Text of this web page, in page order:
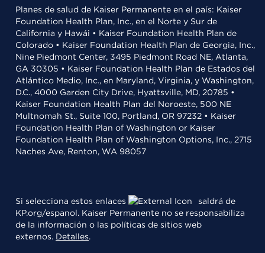
Planes de salud de Kaiser Permanente en el país: Kaiser
Foundation Health Plan, Inc., en el Norte y Sur de
California y Hawái • Kaiser Foundation Health Plan de
Colorado • Kaiser Foundation Health Plan de Georgia, Inc.,
Nine Piedmont Center, 3495 Piedmont Road NE, Atlanta,
GA 30305 • Kaiser Foundation Health Plan de Estados del
Atlántico Medio, Inc., en Maryland, Virginia, y Washington,
D.C., 4000 Garden City Drive, Hyattsville, MD, 20785 •
Kaiser Foundation Health Plan del Noroeste, 500 NE
Multnomah St., Suite 100, Portland, OR 97232 • Kaiser
Foundation Health Plan of Washington or Kaiser
Foundation Health Plan of Washington Options, Inc., 2715
Naches Ave, Renton, WA 98057
Si selecciona estos enlaces
saldrá de
KP.org/espanol. Kaiser Permanente no se responsabiliza
de la información o las políticas de sitios web
externos. Detalles.